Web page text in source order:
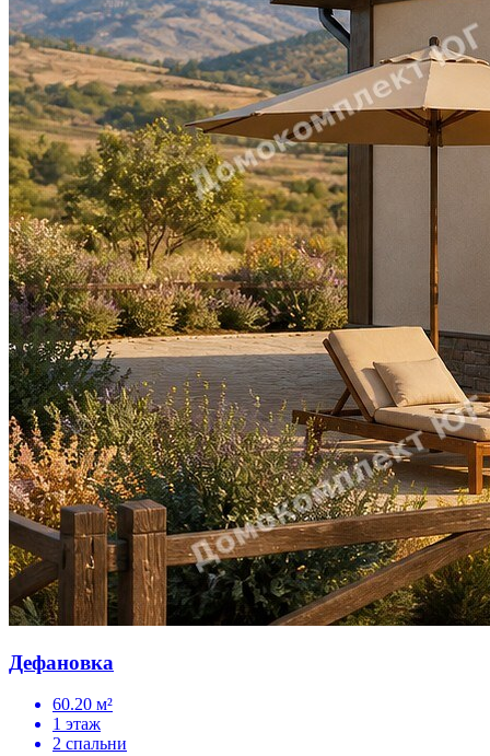
Дефановка
60.20 м²
1 этаж
2 спальни